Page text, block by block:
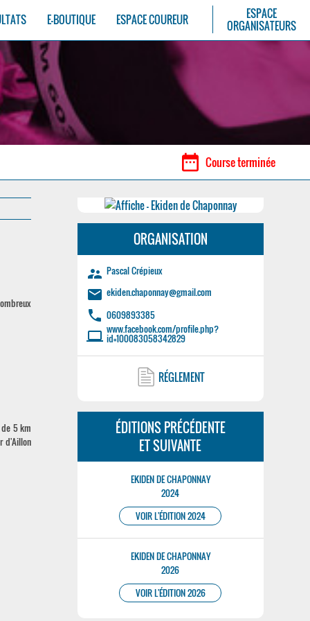
E-BOUTIQUE ESPACE COUREUR
ESPACE
ORGANISATEURS
date_range Course terminée
5 km
d'Aillon
ORGANISATION
supervisor_account Pascal Crépieux
email ekiden.chaponnay@gmail.com
phone 0609893385
laptop www.facebook.com/profile.php?
id=100083058342829
RÉGLEMENT
ÉDITIONS PRÉCÉDENTE
ET SUIVANTE
EKIDEN DE CHAPONNAY
2024
VOIR L'ÉDITION 2024
EKIDEN DE CHAPONNAY
2026
VOIR L'ÉDITION 2026